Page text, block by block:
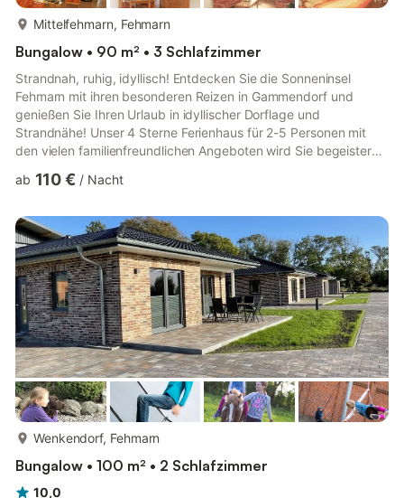
Mittelfehmarn, Fehmarn
Bungalow • 90 m² • 3 Schlafzimmer
Strandnah, ruhig, idyllisch! Entdecken Sie die Sonneninsel
Fehmarn mit ihren besonderen Reizen in Gammendorf und
genießen Sie Ihren Urlaub in idyllischer Dorflage und
Strandnähe! Unser 4 Sterne Ferienhaus für 2-5 Personen mit
den vielen familienfreundlichen Angeboten wird Sie begeistern.
Ferienhaus Bungalow Meerforelle ist im nordischen Stil hell
Wohnzimmer, drei Schlafzimmer, einer Küche, einem Duschbad,
einem Gäste WC, Flur und Abstellraum Das Ferienhaus hat Farb-
TV mit Sat.-Anschl...
ab 110 € / Nacht
Wenkendorf, Fehmarn
Bungalow • 100 m² • 2 Schlafzimmer
10,0